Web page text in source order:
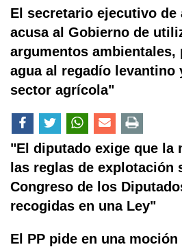
El secretario ejecutivo de
acusa al Gobierno de
argumentos ambientales,
agua al regadío levantino
sector agrícola"
"El diputado exige que la
las reglas de explotación
Congreso de los
recogidas en una Ley"
El PP pide en una